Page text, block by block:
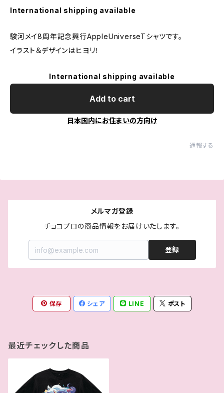
International shipping available
駿河メイ8周年記念興行AppleUniverseTシャツです。
イラスト＆デザインはヒヨリ！
International shipping available
Add to cart
日本国内にお住まいの方向け
通報する
メルマガ登録
チョコプロの商品情報をお届けいたします。
登録
保存 シェア LINE ポスト
最近チェックした商品